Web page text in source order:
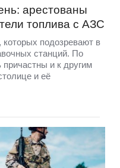
арестованы
топлива с АЗС
подозревают в
станций. По
и к другим
и её